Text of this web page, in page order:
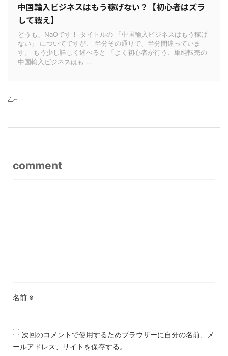
中国輸入ビジネスはもう稼げない？【初心者はズラ
して戦え】
どうも、NaOです！ タイトルの 「中国輸入ビジネスはもう稼げ
ない」 についてですが、 半分その通りで、半分間違っていま
す。 もう少し詳しく述べると 「よく初心者が行う、単純転売の
中国輸入ビジネスはも ...
-
comment
名前 ※
次回のコメントで使用するためブラウザーに自分の名前、メ
ールアドレス、サイトを保存する。